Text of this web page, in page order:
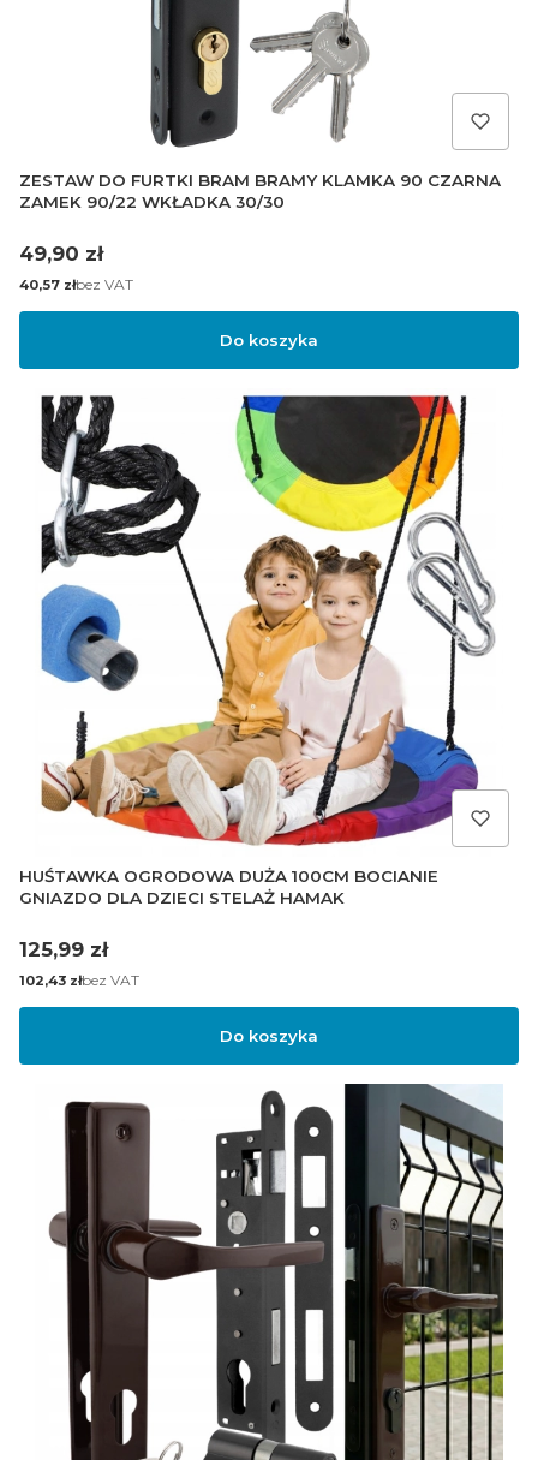
ZESTAW DO FURTKI BRAM BRAMY KLAMKA 90 CZARNA
ZAMEK 90/22 WKŁADKA 30/30
Cena
49,90 zł
Cena
40,57 złbez VAT
Do koszyka
HUŚTAWKA OGRODOWA DUŻA 100CM BOCIANIE
GNIAZDO DLA DZIECI STELAŻ HAMAK
Cena
125,99 zł
Cena
102,43 złbez VAT
Do koszyka